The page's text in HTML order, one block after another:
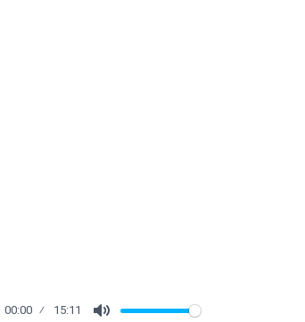
00:00 15:11